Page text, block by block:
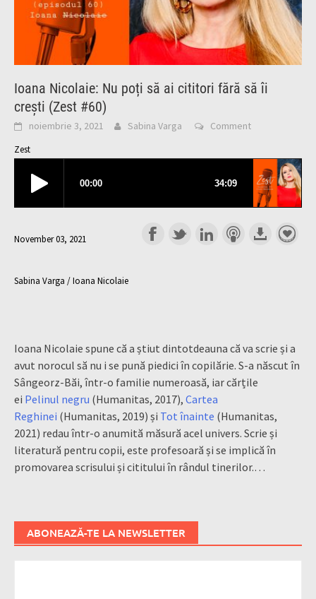
Ioana Nicolaie: Nu poți să ai cititori fără să îi
crești (Zest #60)
noiembrie 3, 2021 Sabina Varga Comment
Zest
November 03, 2021
Sabina Varga / Ioana Nicolaie
Ioana Nicolaie spune că a știut dintotdeauna că va scrie și a
avut norocul să nu i se pună piedici în copilărie. S-a născut în
Sângeorz-Băi, într-o familie numeroasă, iar cărțile
ei Pelinul negru (Humanitas, 2017), Cartea
Reghinei (Humanitas, 2019) și Tot înainte (Humanitas,
2021) redau într-o anumită măsură acel univers. Scrie și
literatură pentru copii, este profesoară și se implică în
promovarea scrisului și cititului în rândul tinerilor.…
ABONEAZĂ-TE LA NEWSLETTER